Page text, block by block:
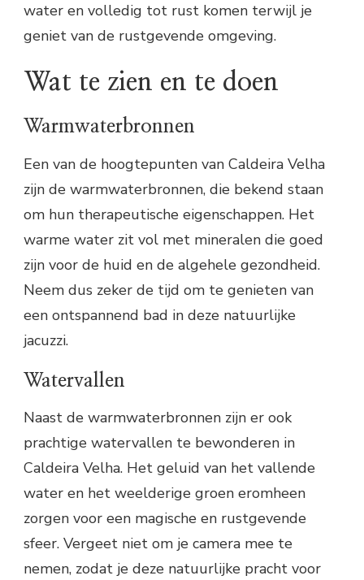
water en volledig tot rust komen terwijl je
geniet van de rustgevende omgeving.
Wat te zien en te doen
Warmwaterbronnen
Een van de hoogtepunten van Caldeira Velha
zijn de warmwaterbronnen, die bekend staan
om hun therapeutische eigenschappen. Het
warme water zit vol met mineralen die goed
zijn voor de huid en de algehele gezondheid.
Neem dus zeker de tijd om te genieten van
een ontspannend bad in deze natuurlijke
jacuzzi.
Watervallen
Naast de warmwaterbronnen zijn er ook
prachtige watervallen te bewonderen in
Caldeira Velha. Het geluid van het vallende
water en het weelderige groen eromheen
zorgen voor een magische en rustgevende
sfeer. Vergeet niet om je camera mee te
nemen, zodat je deze natuurlijke pracht voor